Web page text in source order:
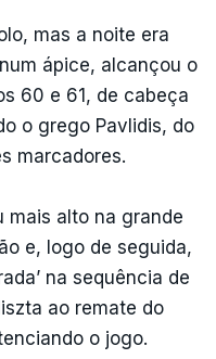
mas a noite era
ápice, alcançou o
60 e 61, de cabeça
o grego Pavlidis, do
marcadores.
mais alto na grande
e, logo de seguida,
na sequência de
ao remate do
o jogo.